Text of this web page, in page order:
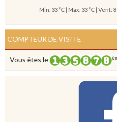
Min: 33 °C | Max: 33 °C | Vent:
COMPTEUR DE VISITE
Vous êtes le